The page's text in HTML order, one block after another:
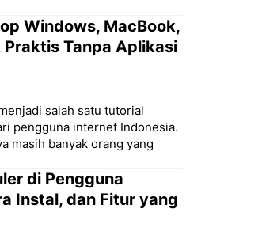
Windows, MacBook,
Tanpa Aplikasi
salah satu tutorial
pengguna internet Indonesia.
masih banyak orang yang
di Pengguna
Instal, dan Fitur yang